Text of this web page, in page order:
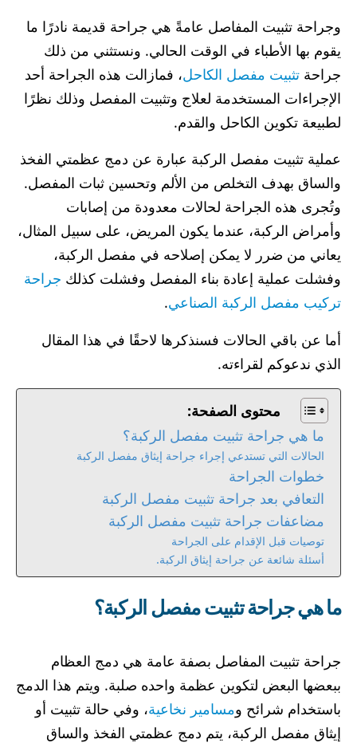
وجراحة تثبيت المفاصل عامةً هي جراحة قديمة نادرًا ما
يقوم بها الأطباء في الوقت الحالي. ونستثني من ذلك
جراحة تثبيت مفصل الكاحل، فمازالت هذه الجراحة أحد
الإجراءات المستخدمة لعلاج وتثبيت المفصل وذلك نظرًا
لطبيعة تكوين الكاحل والقدم.
عملية تثبيت مفصل الركبة عبارة عن دمج عظمتي الفخذ
والساق بهدف التخلص من الألم وتحسين ثبات المفصل.
وتُجرى هذه الجراحة لحالات معدودة من إصابات
وأمراض الركبة، عندما يكون المريض، على سبيل المثال،
يعاني من ضرر لا يمكن إصلاحه في مفصل الركبة،
وفشلت عملية إعادة بناء المفصل وفشلت كذلك جراحة
تركيب مفصل الركبة الصناعي.
أما عن باقي الحالات فسنذكرها لاحقًا في هذا المقال
الذي ندعوكم لقراءته.
محتوى الصفحة:
ما هي جراحة تثبيت مفصل الركبة؟
الحالات التي تستدعي إجراء جراحة إيثاق مفصل الركبة
خطوات الجراحة
التعافي بعد جراحة تثبيت مفصل الركبة
مضاعفات جراحة تثبيت مفصل الركبة
توصيات قبل الإقدام على الجراحة
أسئلة شائعة عن جراحة إيثاق الركبة.
ما هي جراحة تثبيت مفصل الركبة؟
جراحة تثبيت المفاصل بصفة عامة هي دمج العظام
ببعضها البعض لتكوين عظمة واحده صلبة. ويتم هذا الدمج
باستخدام شرائح ومسامير نخاعية، وفي حالة تثبيت أو
إيثاق مفصل الركبة، يتم دمج عظمتي الفخذ والساق